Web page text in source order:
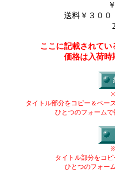
送料￥３００
ここに記載されて
価格は入荷時
タイトル部分をコピー＆ペー
ひとつのフォーム
タイトル部分をコ
ひとつのフォー